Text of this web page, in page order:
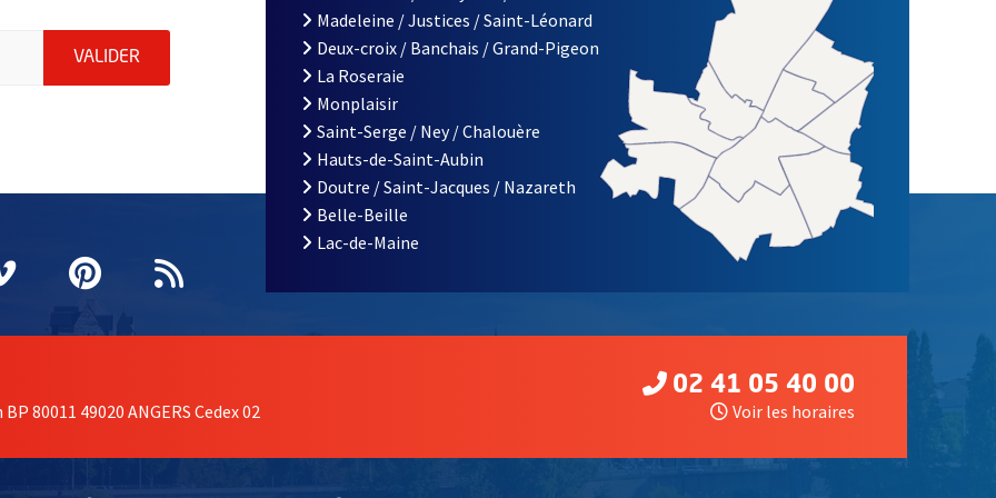
indiquez votre email (champ obligatoire)
VALIDERENVOYER MA DEMANDE D'INSCRIPTION À LA LETTRE D'INFORMATION DE LA VILLE D'ANGERS
fenêtrefenêtre
une nouvelle fenêtre
Vimeo
, Ouvre une nouvelle fenêtre
Pinterest
, Ouvre une nouvelle fenêtre
Flux RSS
Madeleine / Justices / Saint-Léonard
Deux-croix / Banchais / Grand-Pigeon
La Roseraie
Monplaisir
Saint-Serge / Ney / Chalouère
Hauts-de-Saint-Aubin
Doutre / Saint-Jacques / Nazareth
Belle-Beille
Lac-de-Maine
80011 49020 ANGERS Cedex 02
02 41 05 40 00
Voir les horaires